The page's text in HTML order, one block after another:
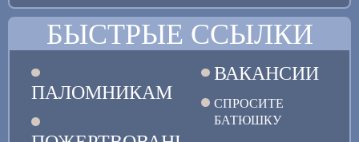
БЫСТРЫЕ ССЫЛКИ
ПАЛОМНИКАМ
ВАКАНСИИ
СПРОСИТЕ
БАТЮШКУ